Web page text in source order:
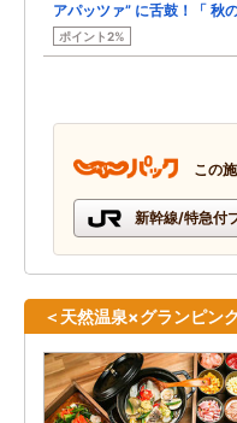
アパッツァ” に舌鼓！「 秋
ポイント2%
この
新幹線/特急付
＜天然温泉×グランピン